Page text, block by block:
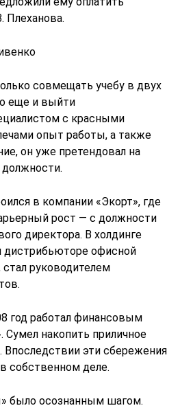
Плеханова.
совмещать учебу в двух
еще и выйти
с красными
опыт работы, а также
он уже претендовал на
в компании «Экорт», где
рост — с должности
директора. В холдинге
дистрибьюторе офисной
руководителем
год работал финансовым
Сумел накопить приличное
Впоследствии эти сбережения
собственном деле.
было осознанным шагом.